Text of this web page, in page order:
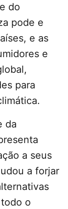
do
pode e
e as
e
para
da
a seus
a forjar
o